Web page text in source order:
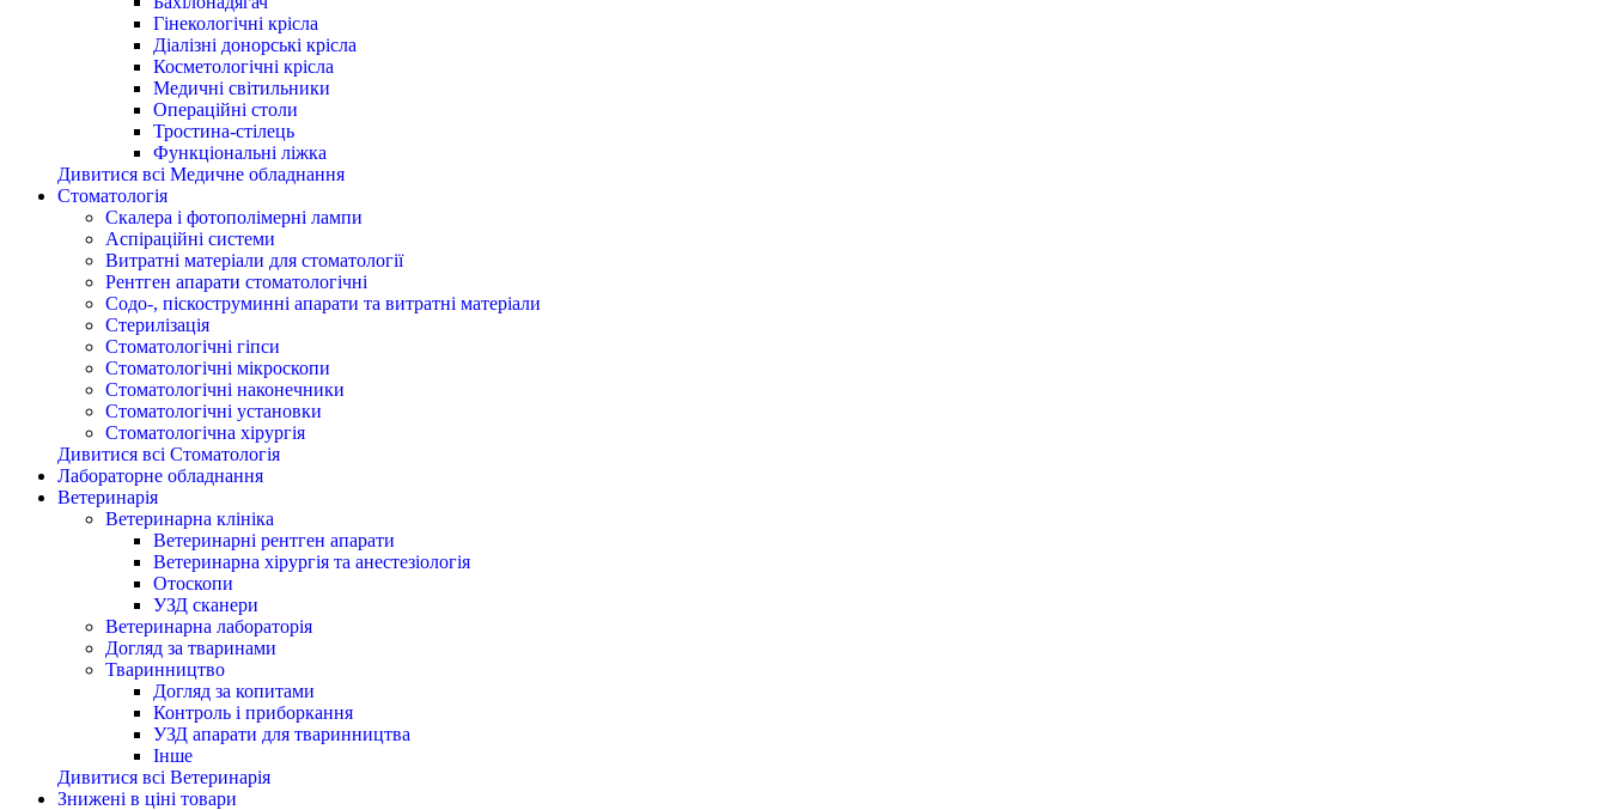
Гінекологічні крісла
Діалізні донорські крісла
Косметологічні крісла
Медичні світильники
Операційні столи
Тростина-стілець
Функціональні ліжка
Дивитися всі Медичне обладнання
Стоматологія
Cкалера і фотополімерні лампи
Аспіраційні системи
Витратні матеріали для стоматології
Рентген апарати стоматологічні
Содо-, піскоструминні апарати та витратні матеріали
Стерилізація
Стоматологічні гіпси
Стоматологічні мікроскопи
Стоматологічні наконечники
Стоматологічні установки
Стоматологічна хірургія
Дивитися всі Стоматологія
Лабораторне обладнання
Ветеринарія
Ветеринарна клініка
Ветеринарні рентген апарати
Ветеринарна хірургія та анестезіологія
Отоскопи
УЗД сканери
Ветеринарна лабораторія
Догляд за тваринами
Тваринництво
Догляд за копитами
Контроль і приборкання
УЗД апарати для тваринництва
Інше
Дивитися всі Ветеринарія
Знижені в ціні товари